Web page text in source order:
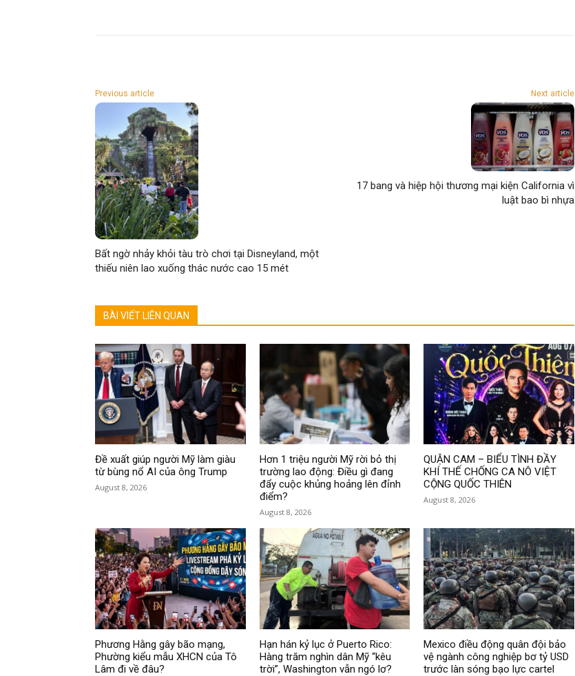
Previous article
Bất ngờ nhảy khỏi tàu trò chơi tại Disneyland, một
thiếu niên lao xuống thác nước cao 15 mét
Next article
17 bang và hiệp hội thương mại kiện California vì
luật bao bì nhựa
BÀI VIẾT LIÊN QUAN
Đề xuất giúp người Mỹ làm giàu
từ bùng nổ AI của ông Trump
August 8, 2026
Hơn 1 triệu người Mỹ rời bỏ thị
trường lao động: Điều gì đang
đẩy cuộc khủng hoảng lên đỉnh
điểm?
August 8, 2026
QUẬN CAM – BIỂU TÌNH ĐẦY
KHÍ THẾ CHỐNG CA NÔ VIỆT
CỘNG QUỐC THIÊN
August 8, 2026
Phương Hằng gây bão mạng,
Phường kiểu mẫu XHCN của Tô
Lâm đi về đâu?
Hạn hán kỷ lục ở Puerto Rico:
Hàng trăm nghìn dân Mỹ “kêu
trời”, Washington vẫn ngó lơ?
Mexico điều động quân đội bảo
vệ ngành công nghiệp bơ tỷ USD
trước làn sóng bạo lực cartel